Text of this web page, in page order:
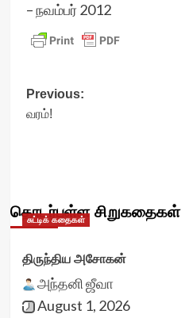
– நவம்பர் 2012
Post
navigation
Previous:
வரம்!
தொடர்புள்ள சிறுகதைகள்
சுட்டிக் கதைகள்
திருந்திய அசோகன்
அந்தனி ஜீவா
August 1, 2026